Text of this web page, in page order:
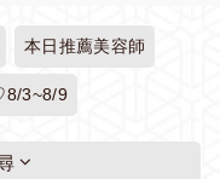
本日推薦美容師
3~8/9